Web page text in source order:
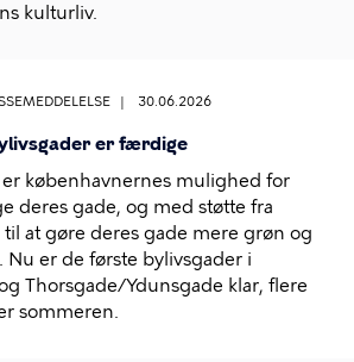
kulturliv.
30.06.2026
er færdige
er københavnernes mulighed for
deres gade, og med støtte fra
at gøre deres gade mere grøn og
Nu er de første bylivsgader i
Thorsgade/Ydunsgade klar, flere
sommeren.